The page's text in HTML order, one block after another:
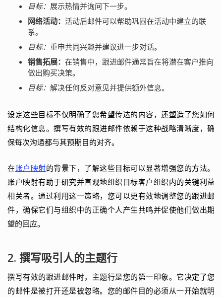
目标： 展示热情并询问下一步。
网络活动： 活动后邮件可以帮助巩固在活动中建立的联
系。
目标： 重申共同兴趣并建议进一步对话。
销售拓展： 在销售中，跟进邮件通常旨在将潜在客户推向
做出购买决策。
目标： 解决任何反对意见并提供额外信息。
设定这些目标不仅明确了您希望传达的内容，还塑造了您如何
结构化信息。撰写有效的跟进邮件依赖于这种战略清晰度，确
保每次沟通都与其预期目的对齐。
在账户映射的背景下，了解这些目标可以显著增强您的方法。
账户映射有助于研究并直观地组织目标客户组织内的关键利益
相关者。通过利用这一策略，您可以更有效地调整您的跟进邮
件，确保它们与组织中的正确个人产生共鸣并促使他们做出期
望的回应。
2. 撰写吸引人的主题行
撰写有效的跟进邮件时，主题行是您的第一印象。它决定了您
的邮件是被打开还是被忽略。您的邮件目的必须从一开始就明